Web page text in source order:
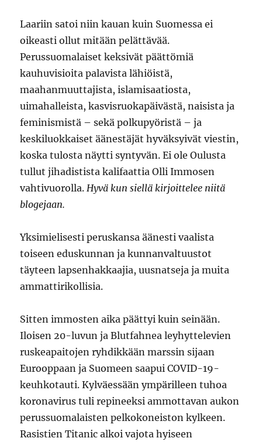
Laariin satoi niin kauan kuin Suomessa ei
oikeasti ollut mitään pelättävää.
Perussuomalaiset keksivät päättömiä
kauhuvisioita palavista lähiöistä,
maahanmuuttajista, islamisaatiosta,
uimahalleista, kasvisruokapäivästä, naisista ja
feminismistä – sekä polkupyöristä – ja
keskiluokkaiset äänestäjät hyväksyivät viestin,
koska tulosta näytti syntyvän. Ei ole Oulusta
tullut jihadistista kalifaattia Olli Immosen
vahtivuorolla.Hyvä kun siellä kirjoittelee niitä
blogejaan.
Yksimielisesti peruskansa äänesti vaalista
toiseen eduskunnan ja kunnanvaltuustot
täyteen lapsenhakkaajia, uusnatseja ja muita
ammattirikollisia.
Sitten immosten aika päättyi kuin seinään.
Iloisen 20-luvun ja Blutfahnea leyhyttelevien
ruskeapaitojen ryhdikkään marssin sijaan
Eurooppaan ja Suomeen saapui COVID-19-
keuhkotauti. Kylväessään ympärilleen tuhoa
koronavirus tuli repineeksi ammottavan aukon
perussuomalaisten pelkokoneiston kylkeen.
Rasistien Titanic alkoi vajota hyiseen